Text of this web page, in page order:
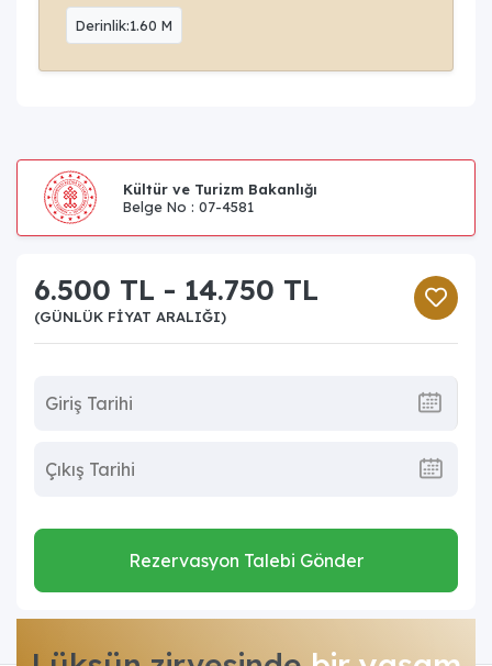
Derinlik:1.60 M
Kültür ve Turizm Bakanlığı
Belge No : 07-4581
6.500 TL - 14.750 TL
(GÜNLÜK FIYAT ARALIĞI)
Rezervasyon Talebi Gönder